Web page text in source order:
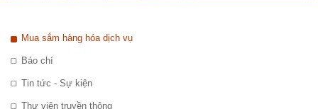
Mua sắm hàng hóa dịch vụ
Báo chí
Tin tức - Sự kiện
Thư viện truyền thông